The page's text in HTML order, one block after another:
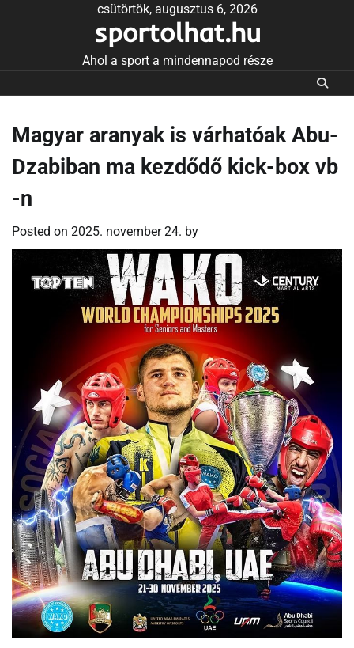
csütörtök, augusztus 6, 2026
sportolhat.hu
Ahol a sport a mindennapod része
Magyar aranyak is várhatóak Abu-
Dzabiban ma kezdődő kick-box vb
-n
Posted on 2025. november 24. by